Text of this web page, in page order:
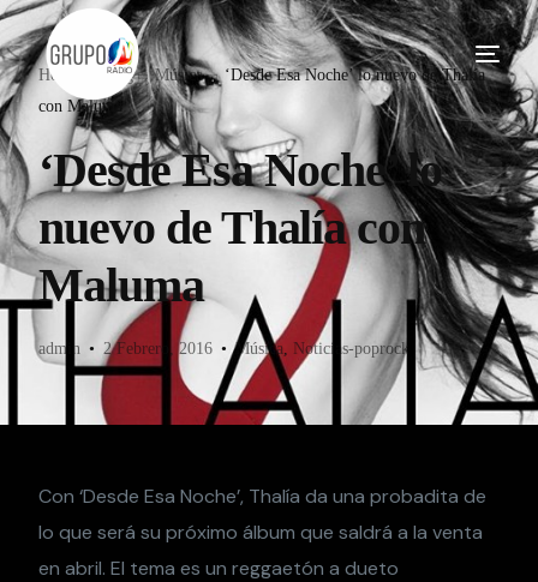
Home Blog Música
‘Desde Esa Noche’ lo nuevo de Thalía
con Maluma
‘Desde Esa Noche’ lo
nuevo de Thalía con
Maluma
admin 2 Febrero, 2016 Música, Noticias-poprock
Con ‘Desde Esa Noche’, Thalía da una probadita de
lo que será su próximo álbum que saldrá a la venta
en abril. El tema es un reggaetón a dueto